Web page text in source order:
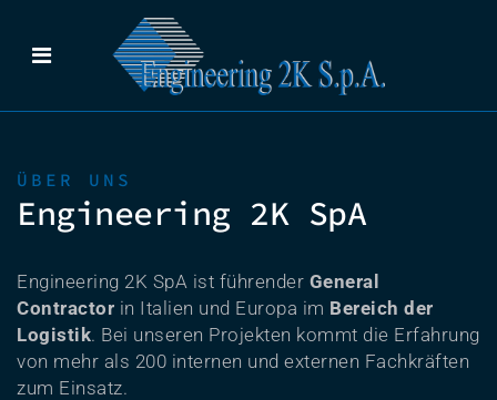
ÜBER UNS
Engineering 2K SpA
Engineering 2K SpA ist führender General
Contractor in Italien und Europa im Bereich der
Logistik. Bei unseren Projekten kommt die Erfahrung
von mehr als 200 internen und externen Fachkräften
zum Einsatz.